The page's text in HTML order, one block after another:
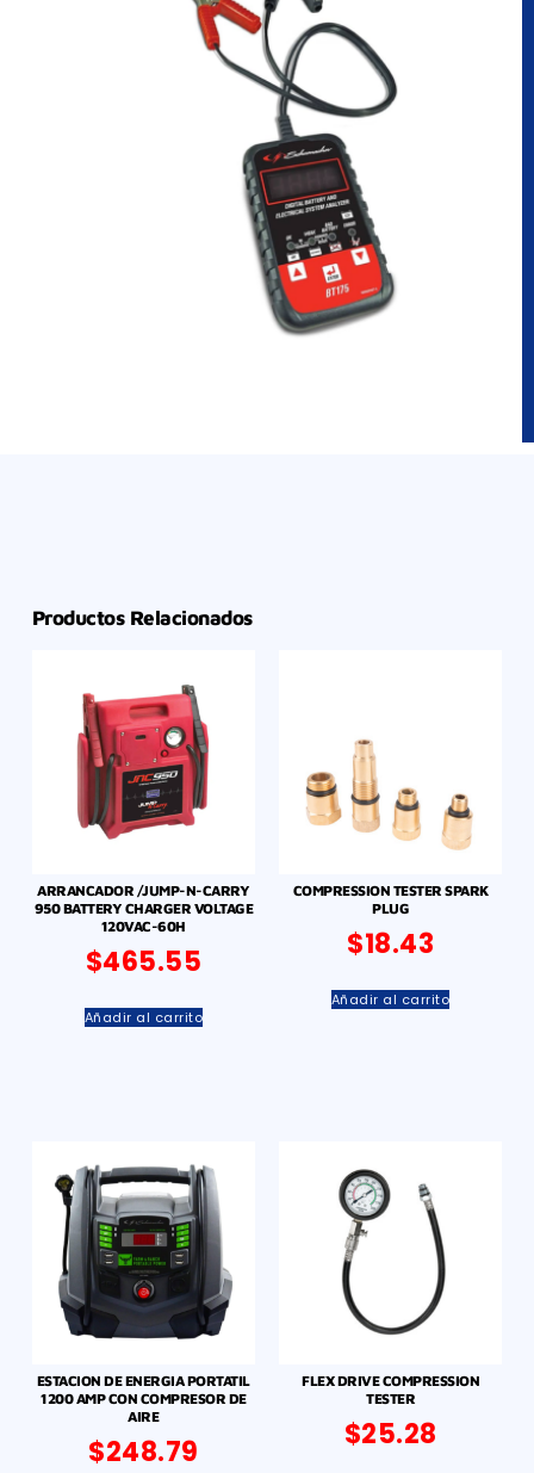
Productos Relacionados
ARRANCADOR /JUMP-N-CARRY
950 BATTERY CHARGER VOLTAGE
120VAC-60H
$465.55
Añadir al carrito
COMPRESSION TESTER SPARK
PLUG
$18.43
Añadir al carrito
ESTACION DE ENERGIA PORTATIL
1200 AMP CON COMPRESOR DE
AIRE
$248.79
FLEX DRIVE COMPRESSION
TESTER
$25.28